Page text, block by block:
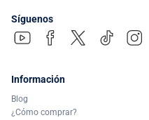
Síguenos
Información
Blog
¿Cómo comprar?